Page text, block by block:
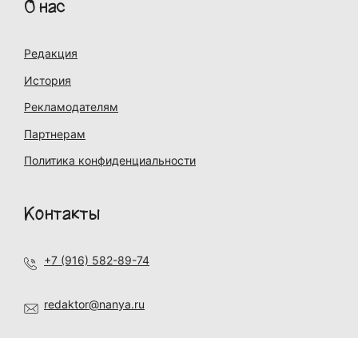
О нас
Редакция
История
Рекламодателям
Партнерам
Политика конфиденциальности
Контакты
+7 (916) 582-89-74
redaktor@nanya.ru